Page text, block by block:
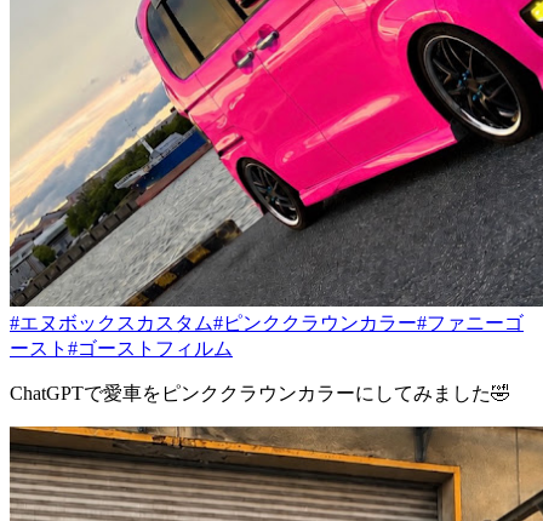
#エヌボックスカスタム#ピンククラウンカラー#ファニーゴ
ースト #ゴーストフィルム
ChatGPTで愛車をピンククラウンカラーにしてみました🤣